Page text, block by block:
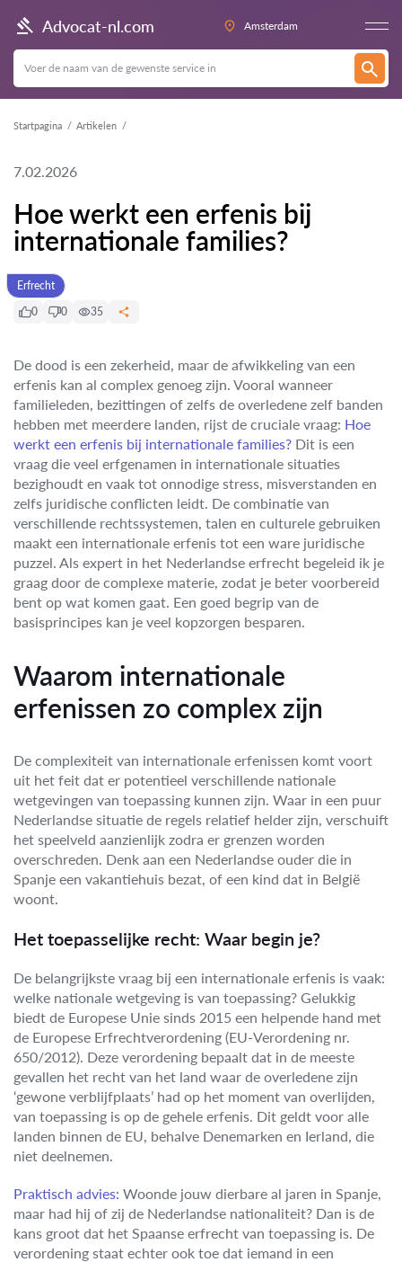
Advocat-nl.com Amsterdam
Startpagina Artikelen
7.02.2026
Hoe werkt een erfenis bij
internationale families?
Erfrecht
0
0 35
De dood is een zekerheid, maar de afwikkeling van een
erfenis kan al complex genoeg zijn. Vooral wanneer
familieleden, bezittingen of zelfs de overledene zelf banden
hebben met meerdere landen, rijst de cruciale vraag: Hoe
werkt een erfenis bij internationale families? Dit is een
vraag die veel erfgenamen in internationale situaties
bezighoudt en vaak tot onnodige stress, misverstanden en
zelfs juridische conflicten leidt. De combinatie van
verschillende rechtssystemen, talen en culturele gebruiken
maakt een internationale erfenis tot een ware juridische
puzzel. Als expert in het Nederlandse erfrecht begeleid ik je
graag door de complexe materie, zodat je beter voorbereid
bent op wat komen gaat. Een goed begrip van de
basisprincipes kan je veel kopzorgen besparen.
Waarom internationale
erfenissen zo complex zijn
De complexiteit van internationale erfenissen komt voort
uit het feit dat er potentieel verschillende nationale
wetgevingen van toepassing kunnen zijn. Waar in een puur
Nederlandse situatie de regels relatief helder zijn, verschuift
het speelveld aanzienlijk zodra er grenzen worden
overschreden. Denk aan een Nederlandse ouder die in
Spanje een vakantiehuis bezat, of een kind dat in België
woont.
Het toepasselijke recht: Waar begin je?
De belangrijkste vraag bij een internationale erfenis is vaak:
welke nationale wetgeving is van toepassing? Gelukkig
biedt de Europese Unie sinds 2015 een helpende hand met
de Europese Erfrechtverordening (EU-Verordening nr.
650/2012). Deze verordening bepaalt dat in de meeste
gevallen het recht van het land waar de overledene zijn
‘gewone verblijfplaats’ had op het moment van overlijden,
van toepassing is op de gehele erfenis. Dit geldt voor alle
landen binnen de EU, behalve Denemarken en Ierland, die
niet deelnemen.
Praktisch advies: Woonde jouw dierbare al jaren in Spanje,
maar had hij of zij de Nederlandse nationaliteit? Dan is de
kans groot dat het Spaanse erfrecht van toepassing is. De
verordening staat echter ook toe dat iemand in een